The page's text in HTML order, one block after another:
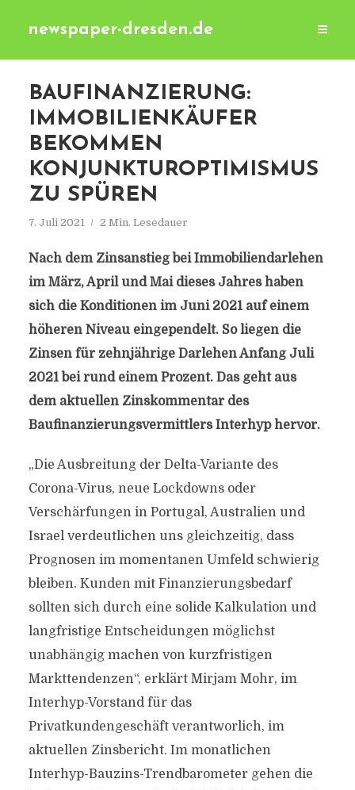
newspaper-dresden.de
BAUFINANZIERUNG:
IMMOBILIENKÄUFER
BEKOMMEN
KONJUNKTUROPTIMISMUS
ZU SPÜREN
7. Juli 2021 2 Min. Lesedauer
Nach dem Zinsanstieg bei Immobiliendarlehen
im März, April und Mai dieses Jahres haben
sich die Konditionen im Juni 2021 auf einem
höheren Niveau eingependelt. So liegen die
Zinsen für zehnjährige Darlehen Anfang Juli
2021 bei rund einem Prozent. Das geht aus
dem aktuellen Zinskommentar des
Baufinanzierungsvermittlers Interhyp hervor.
„Die Ausbreitung der Delta-Variante des
Corona-Virus, neue Lockdowns oder
Verschärfungen in Portugal, Australien und
Israel verdeutlichen uns gleichzeitig, dass
Prognosen im momentanen Umfeld schwierig
bleiben. Kunden mit Finanzierungsbedarf
sollten sich durch eine solide Kalkulation und
langfristige Entscheidungen möglichst
unabhängig machen von kurzfristigen
Markttendenzen“, erklärt Mirjam Mohr, im
Interhyp-Vorstand für das
Privatkundengeschäft verantworlich, im
aktuellen Zinsbericht. Im monatlichen
Interhyp-Bauzins-Trendbarometer gehen die